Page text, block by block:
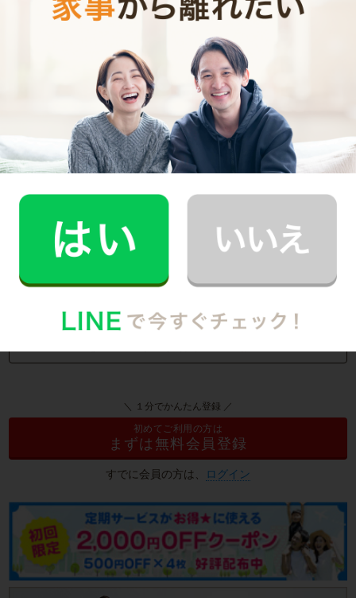
お掃除代行
評価
利用頻度
定期 月2回
提供エリア 大阪府枚方市
ご利用日 2021年6月29日(火)
利用時間 2.0時間
ご感想
ても助かりました。ずっと気になっていたので、気持ちも
スッキリです！！
1 最後
＼ １分でかんたん登録 ／
初めてご利用の方は
まずは無料会員登録
すでに会員の方は、 ログイン